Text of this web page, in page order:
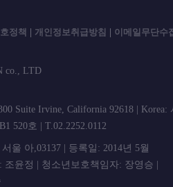
정책 개인정보취급방침 이메일무단수
언 | PEDIEN co.,
Suite Irvine, California 92618 | Korea:
520호 | T.02.2252.0112
울 아,03137 | 등록일: 2014년 5월
윤정 | 청소년보호책임자: 장영승 |